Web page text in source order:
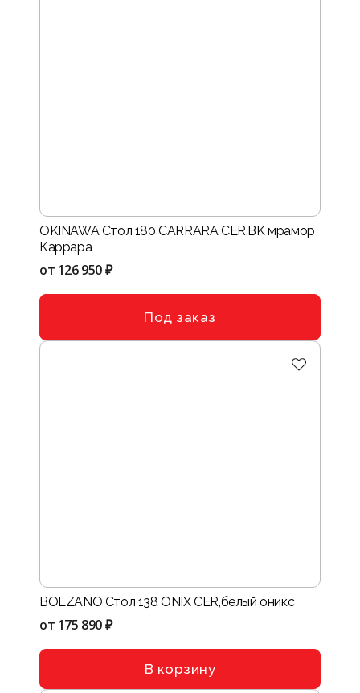
OKINAWA Стол 180 CARRARA CER,BK мрамор
Каррара
от 126 950 ₽
Под заказ
BOLZANO Стол 138 ONIХ CER,белый оникс
от 175 890 ₽
В корзину